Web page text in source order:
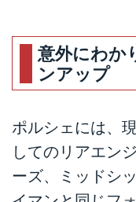
意外にわか
ンアップ
ポルシェには、
してのリアエン
ーズ、ミッドシ